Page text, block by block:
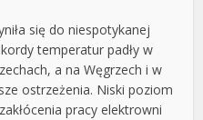
się do niespotykanej
temperatur padły w
a na Węgrzech i w
ostrzeżenia. Niski poziom
pracy elektrowni